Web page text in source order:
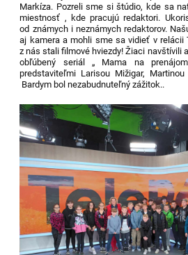
Markíza. Pozreli sme si štúdio, kde sa
miestnosť , kde pracujú redaktori.
od známych i neznámych redaktorov.
aj kamera a mohli sme sa vidieť v relácii
z nás stali filmové hviezdy! Žiaci navštívili
obľúbený seriál „ Mama na
predstaviteľmi Larisou Mižigar,
Bardym bol nezabudnuteľný zážitok..